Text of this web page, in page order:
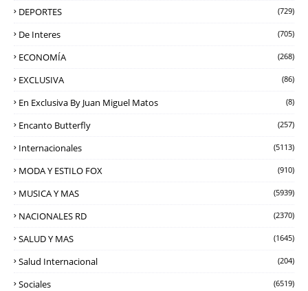
DEPORTES (729)
De Interes (705)
ECONOMÍA (268)
EXCLUSIVA (86)
En Exclusiva By Juan Miguel Matos (8)
Encanto Butterfly (257)
Internacionales (5113)
MODA Y ESTILO FOX (910)
MUSICA Y MAS (5939)
NACIONALES RD (2370)
SALUD Y MAS (1645)
Salud Internacional (204)
Sociales (6519)